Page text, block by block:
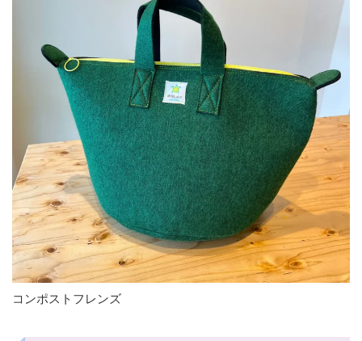
コンポストフレンズ